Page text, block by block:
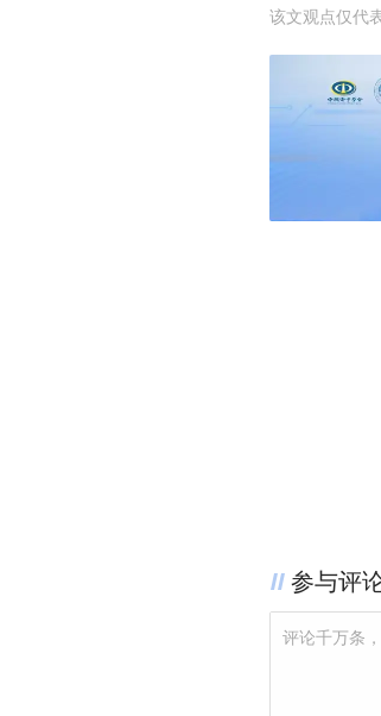
该文观点仅代
参与评
评论千万条